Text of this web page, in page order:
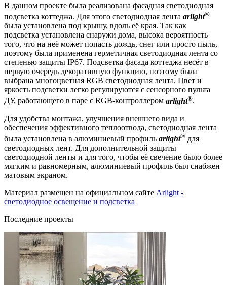
В данном проекте была реализована фасадная светодиодная
подсветка коттеджа. Для этого светодиодная лента arlight®
была установлена под крышу, вдоль её края. Так как
подсветка установлена снаружи дома, высока вероятность
того, что на неё может попасть дождь, снег или просто пыль,
поэтому была применена герметичная светодиодная лента со
степенью защиты IP67. Подсветка фасада коттеджа несёт в
первую очередь декоративную функцию, поэтому была
выбрана многоцветная RGB светодиодная лента. Цвет и
яркость подсветки легко регулируются с сенсорного пульта
ДУ, работающего в паре с RGB-контроллером arlight®.
Для удобства монтажа, улучшения внешнего вида и
обеспечения эффективного теплоотвода, светодиодная лента
была установлена в алюминиевый профиль arlight® для
светодиодных лент. Для дополнительной защиты
светодиодной ленты и для того, чтобы её свечение было более
мягким и равномерным, алюминиевый профиль был снабжен
матовым экраном.
Материал размещен на официальном сайте Arlight -
светодиодное освещение и подсветка
Последние проекты